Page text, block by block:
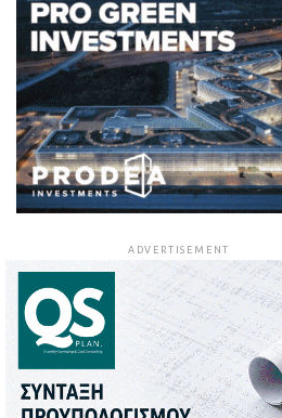
ADVERTISEMENT